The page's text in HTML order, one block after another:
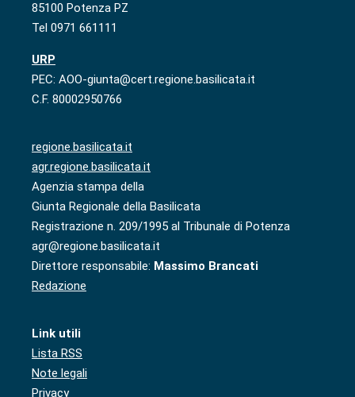
85100 Potenza PZ
Tel 0971 661111
URP
PEC: AOO-giunta@cert.regione.basilicata.it
C.F. 80002950766
regione.basilicata.it
agr.regione.basilicata.it
Agenzia stampa della
Giunta Regionale della Basilicata
Registrazione n. 209/1995 al Tribunale di Potenza
agr@regione.basilicata.it
Direttore responsabile: Massimo Brancati
Redazione
Link utili
Lista RSS
Note legali
Privacy